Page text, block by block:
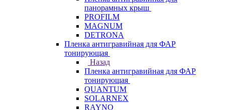
панорамных крыш
PROFILM
MAGNUM
DETRONA
Пленка антигравийная для ФАР
тонирующая
Назад
Пленка антигравийная для ФАР
тонирующая
QUANTUM
SOLARNEX
RAYNO